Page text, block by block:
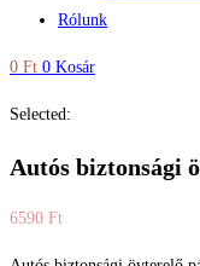
Rólunk
0 Ft 0 Kosár
Selected:
Autós biztonsági
6590 Ft